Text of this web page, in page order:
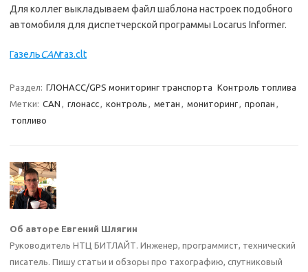
Для коллег выкладываем файл шаблона настроек подобного
автомобиля для диспетчерской программы Locarus Informer.
ГазельCANгаз.clt
Раздел: ГЛОНАСС/GPS мониторинг транспорта Контроль топлива
Метки: CAN глонасс контроль метан мониторинг пропан
топливо
Об авторе Евгений Шлягин
Руководитель НТЦ БИТЛАЙТ. Инженер, программист, технический
писатель. Пишу статьи и обзоры про тахографию, спутниковый